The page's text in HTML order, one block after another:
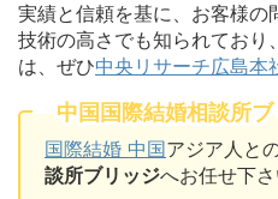
実績と信頼を基に、お客様
技術の高さでも知られており
は、ぜひ中央リサーチ広島本
中国国際結婚相談所
国際結婚 中国アジア人と
談所ブリッジへお任せ下さ